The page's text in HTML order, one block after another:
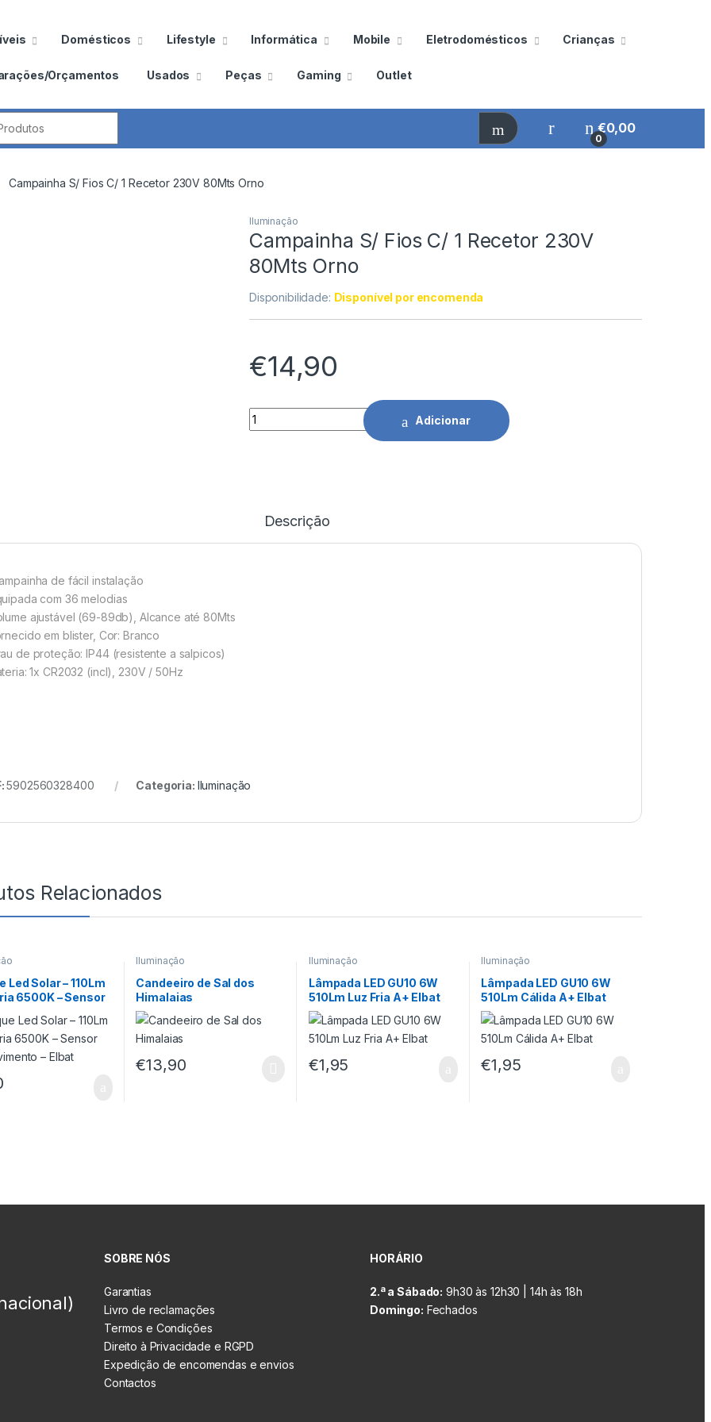
Domésticos Lifestyle Informática Mobile Eletrodomésticos Crianças
Orçamentos Usados Peças Gaming Outlet
0
€0,00
Campainha S/ Fios C/ 1 Recetor 230V 80Mts Orno
Iluminação
Campainha S/ Fios C/ 1 Recetor 230V
80Mts Orno
Disponibilidade: Disponível por encomenda
€14,90
Campainha S/ Fios C/ 1 Recetor 230V 80Mts Orno quantidade
Adicionar
Descrição
de fácil instalação
com 36 melodias
ajustável (69-89db), Alcance até 80Mts
em blister, Cor: Branco
de proteção: IP44 (resistente a salpicos)
1x CR2032 (incl), 230V / 50Hz
5902560328400 Categoria: Iluminação
Relacionados
Led Solar – 110Lm
6500K – Sensor
– Elbat
Iluminação
Candeeiro de Sal dos
Himalaias
€13,90
Iluminação
Lâmpada LED GU10 6W
510Lm Luz Fria A+ Elbat
€1,95
Iluminação
Lâmpada LED GU10 6W
510Lm Cálida A+ Elbat
€1,95
SOBRE NÓS
Garantias
Livro de reclamações
Termos e Condições
Direito à Privacidade e RGPD
Expedição de encomendas e envios
Contactos
HORÁRIO
2.ª a Sábado: 9h30 às 12h30 | 14h às 18h
Domingo: Fechados